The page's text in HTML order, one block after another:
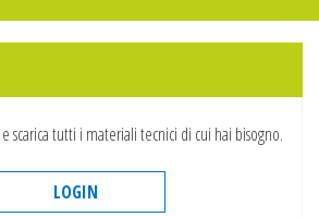
scarica tutti i materiali tecnici di cui hai bisogno.
LOGIN